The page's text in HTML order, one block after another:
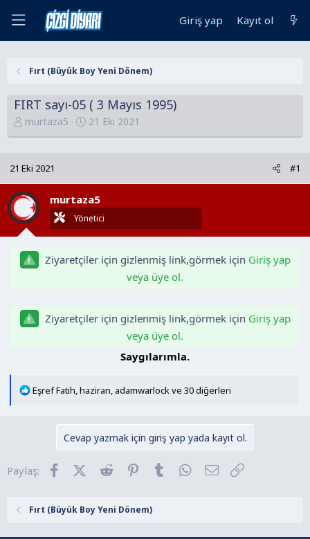
Giriş yap Kayıt ol
Fırt (Büyük Boy Yeni Dönem)
FIRT sayı-05 ( 3 Mayıs 1995)
K
o
u
y
u
B
a
l
a
n
murtaza5
B
a
a
n
g
ı
t
h
21 Eki 2021
21 Eki 2021 #1
murtaza5
Yönetici
Ziyaretçiler için gizlenmiş link,görmek için Giriş yap
veya üye ol.
Ziyaretçiler için gizlenmiş link,görmek için Giriş yap
veya üye ol.
Saygılarımla.​
T
e
Eşref Fatih haziran adamwarlock ve 30 diğerleri
Cevap yazmak için giriş yap yada kayıt ol.
Paylaş: FacebookX (Twitter)
Reddit Pinterest
Tumblr WhatsApp
E-posta
Fırt (Büyük Boy Yeni Dönem)